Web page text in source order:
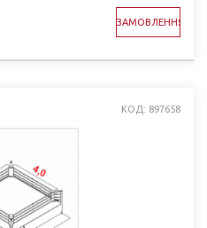
ЗАМОВЛЕННЯ
КОД: 897658